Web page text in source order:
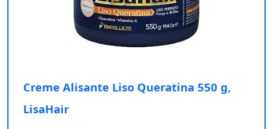
Creme Alisante Liso Queratina 550 g,
LisaHair